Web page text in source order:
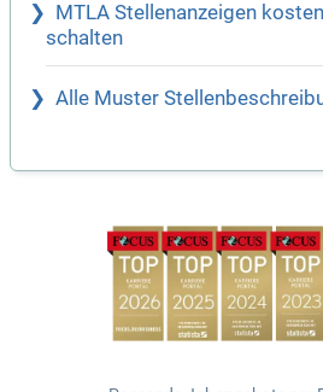
MTLA Stellenanzeigen
schalten
Alle Muster